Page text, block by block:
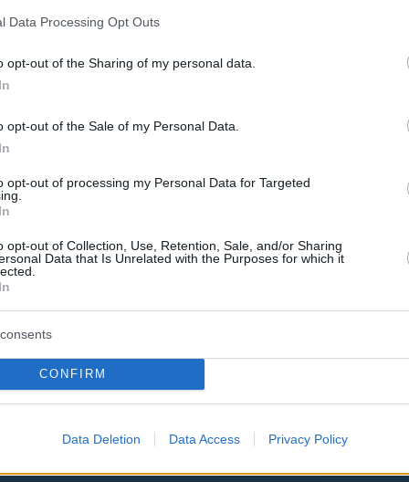
Data Processing Opt Outs
opt-out of the Sharing of my personal data.
opt-out of the Sale of my Personal Data.
opt-out of processing my Personal Data for Targeted
opt-out of Collection, Use, Retention, Sale, and/or Sharing
Data that Is Unrelated with the Purposes for which it
CONFIRM
Data Deletion Data Access Privacy Policy
υγείας του κατοικίδιου.
σωματείων και οργανώσεων.
ζώων συντροφιάς για την εγγραφή των
και διαχείριση των εγγραφών τους από τη
κωδικό QR, έτσι ώστε, σε
η ακριβής ταυτοποίηση του
ότι όντως ανευρέθηκε.